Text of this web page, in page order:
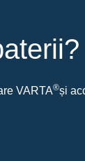
VARTA®și